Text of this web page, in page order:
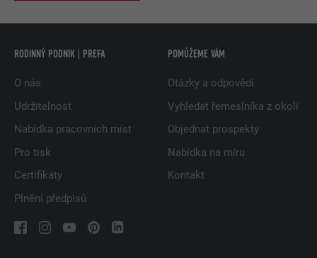
RODINNÝ PODNIK | PREFA
O nás
Udržitelnost
Nabídka pracovních míst
Pro tisk
Certifikáty
Plnění předpisů
POMŮŽEME VÁM
Otázky a odpovědi
Vyhledat řemeslníka z okolí
Objednat prospekty
Nabídka na míru
Kontakt